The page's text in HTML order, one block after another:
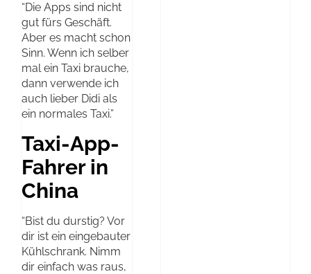
“Die Apps sind nicht
gut fürs Geschäft.
Aber es macht schon
Sinn. Wenn ich selber
mal ein Taxi brauche,
dann verwende ich
auch lieber Didi als
ein normales Taxi.”
Taxi-App-
Fahrer in
China
“Bist du durstig? Vor
dir ist ein eingebauter
Kühlschrank. Nimm
dir einfach was raus,